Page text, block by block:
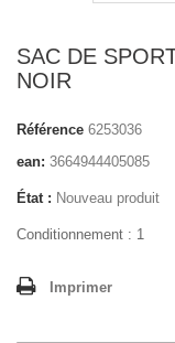
SAC DE
NOIR
Référence 6253036
ean: 3664944405085
État : Nouveau produit
Conditionnement : 1
Imprimer